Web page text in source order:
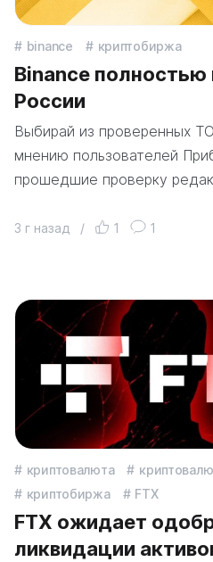
binance криптобиржа
Binance полностью
России
Выбирай из проверенных
мнению пользователей
прошедшие проверку
3 г назад / 1 1
криптовалюта
криптобиржа
FTX
FTX ожидает
ликвидации